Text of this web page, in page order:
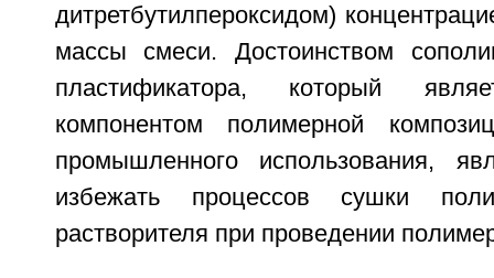
дитретбутилпероксидом)
массы смеси. Достоинством
пластификатора, который
компонентом полимерной
промышленного использования,
избежать процессов сушки
растворителя при проведении